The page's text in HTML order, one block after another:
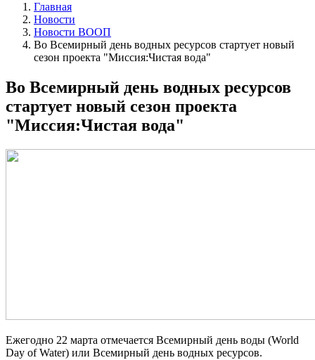
Главная
Новости
Новости ВООП
Во Всемирный день водных ресурсов стартует новый
сезон проекта "Миссия:Чистая вода"
Во Всемирный день водных ресурсов
стартует новый сезон проекта
"Миссия:Чистая вода"
Ежегодно 22 марта отмечается Всемирный день воды (World
Day of Water) или Всемирный день водных ресурсов.